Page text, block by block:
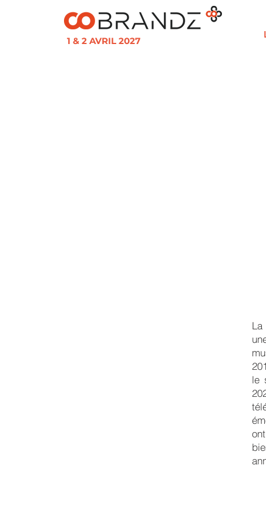
1 & 2 AVRIL 2027
le